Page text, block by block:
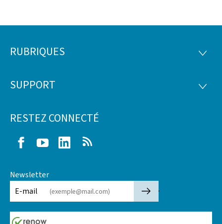
Pied
page
RUBRIQUES
SUPPORT
RESTEZ CONNECTÉ
FacebookYoutube LinkedIn
Newsletter
E-mail
🡒